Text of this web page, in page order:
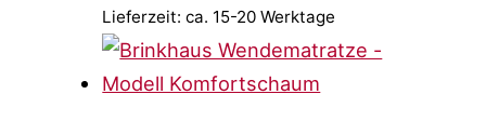
Lieferzeit: ca. 15-20 Werktage